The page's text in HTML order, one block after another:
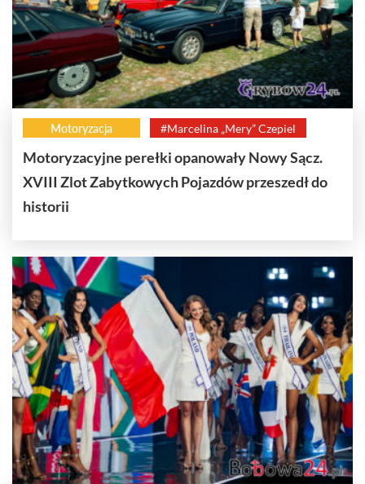
Motoryzacja #Marcelina „Mery” Czepiel
Motoryzacyjne perełki opanowały Nowy Sącz.
XVIII Zlot Zabytkowych Pojazdów przeszedł do
historii